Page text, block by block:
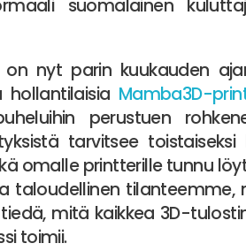
suomalainen
on nyt parin kuukauden
hollantilaisia Mamba3D-
perustuen
tarvitsee
omalle printterille tunnu
taloudellinen
mitä kaikkea 3D-
toimii.